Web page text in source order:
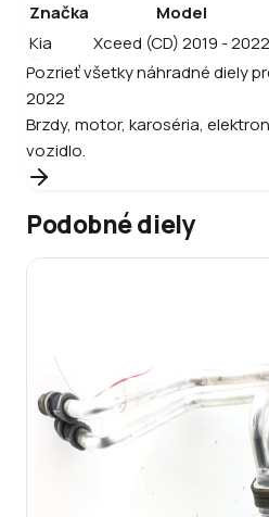
Značka Model
Kia
Xceed (CD) 2019 - 2022
Pozrieť všetky náhradné diely
2022
Brzdy, motor, karoséria,
vozidlo.
Podobné diely